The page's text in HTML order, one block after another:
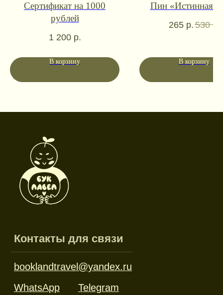
Сертификат на 1000
рублей
1 200 р.
В корзину
Пин «Истинная
265 р.530 р.
В корзину
Каталог
Новинки
Закладки
Стенды
Наборы
Ликвидация
Дневники и трекеры
Отрывные блоки
Гирлянды
booklandtravel@yandex.ru
Telegram
Сб-вс: выходной
Социальные сети